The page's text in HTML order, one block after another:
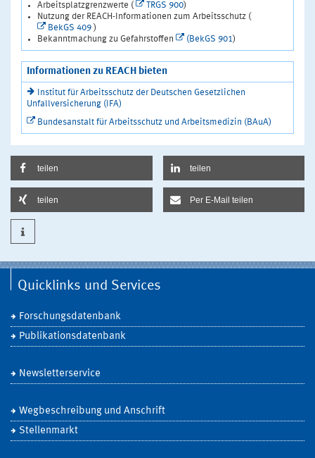
Arbeitsplatzgrenzwerte (
TRGS 900)
Nutzung der REACH-Informationen zum Arbeitsschutz (
BekGS 409 )
Bekanntmachung zu Gefahrstoffen
(BekGS 901)
Informationen zu REACH bieten
Institut für Arbeitsschutz der Deutschen Gesetzlichen
Unfallversicherung (IFA)
Bundesanstalt für Arbeitsschutz und Arbeitsmedizin (BAuA)
teilen teilen
teilen Per E-Mail teilen
Quicklinks und Services
Forschungsdatenbank
Publikationsdatenbank
Newsletterservice
Wegbeschreibung und Anschrift
Stellenmarkt